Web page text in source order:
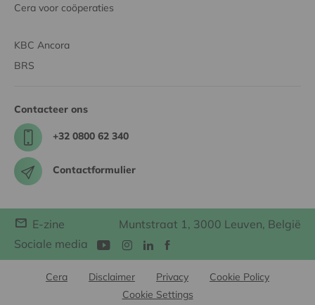
Cera voor coöperaties
KBC Ancora
BRS
Contacteer ons
+32 0800 62 340
Contactformulier
E-zine
Muntstraat 1, 3000 Leuven, België
Sociale media
Cera Disclaimer Privacy
Cookie Policy
Cookie Settings